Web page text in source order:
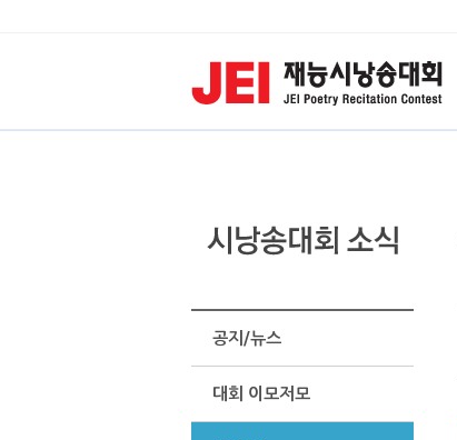
공지/뉴스
대회 이모저모